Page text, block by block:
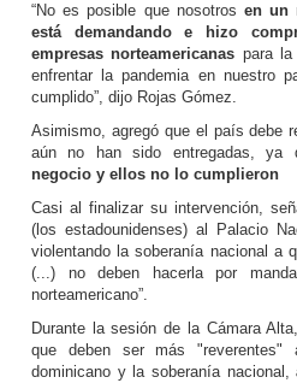
“No es posible que nosotros en un
está demandando e hizo
empresas norteamericanas para
enfrentar la pandemia en nuestro
cumplido”, dijo Rojas Gómez.
Asimismo, agregó que el país debe
aún no han sido entregadas, ya
negocio y ellos no lo cumplieron
Casi al finalizar su intervención,
(los estadounidenses) al Palacio
violentando la soberanía nacional a
(...) no deben hacerla por
norteamericano”.
Durante la sesión de la Cámara
que deben ser más "reverentes"
dominicano y la soberanía nacional,